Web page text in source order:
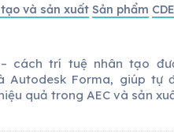
tạo và sản xuất Sản phẩm CDE
cách trí tuệ nhân tạo
Autodesk Forma, giúp tự
quả trong AEC và sản